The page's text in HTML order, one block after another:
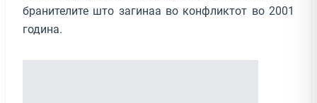
бранителите што загинаа во конфликтот во 2001
година.